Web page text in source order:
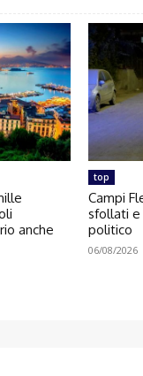
anche
top
Campi
sfollati e
politico
06/08/2026